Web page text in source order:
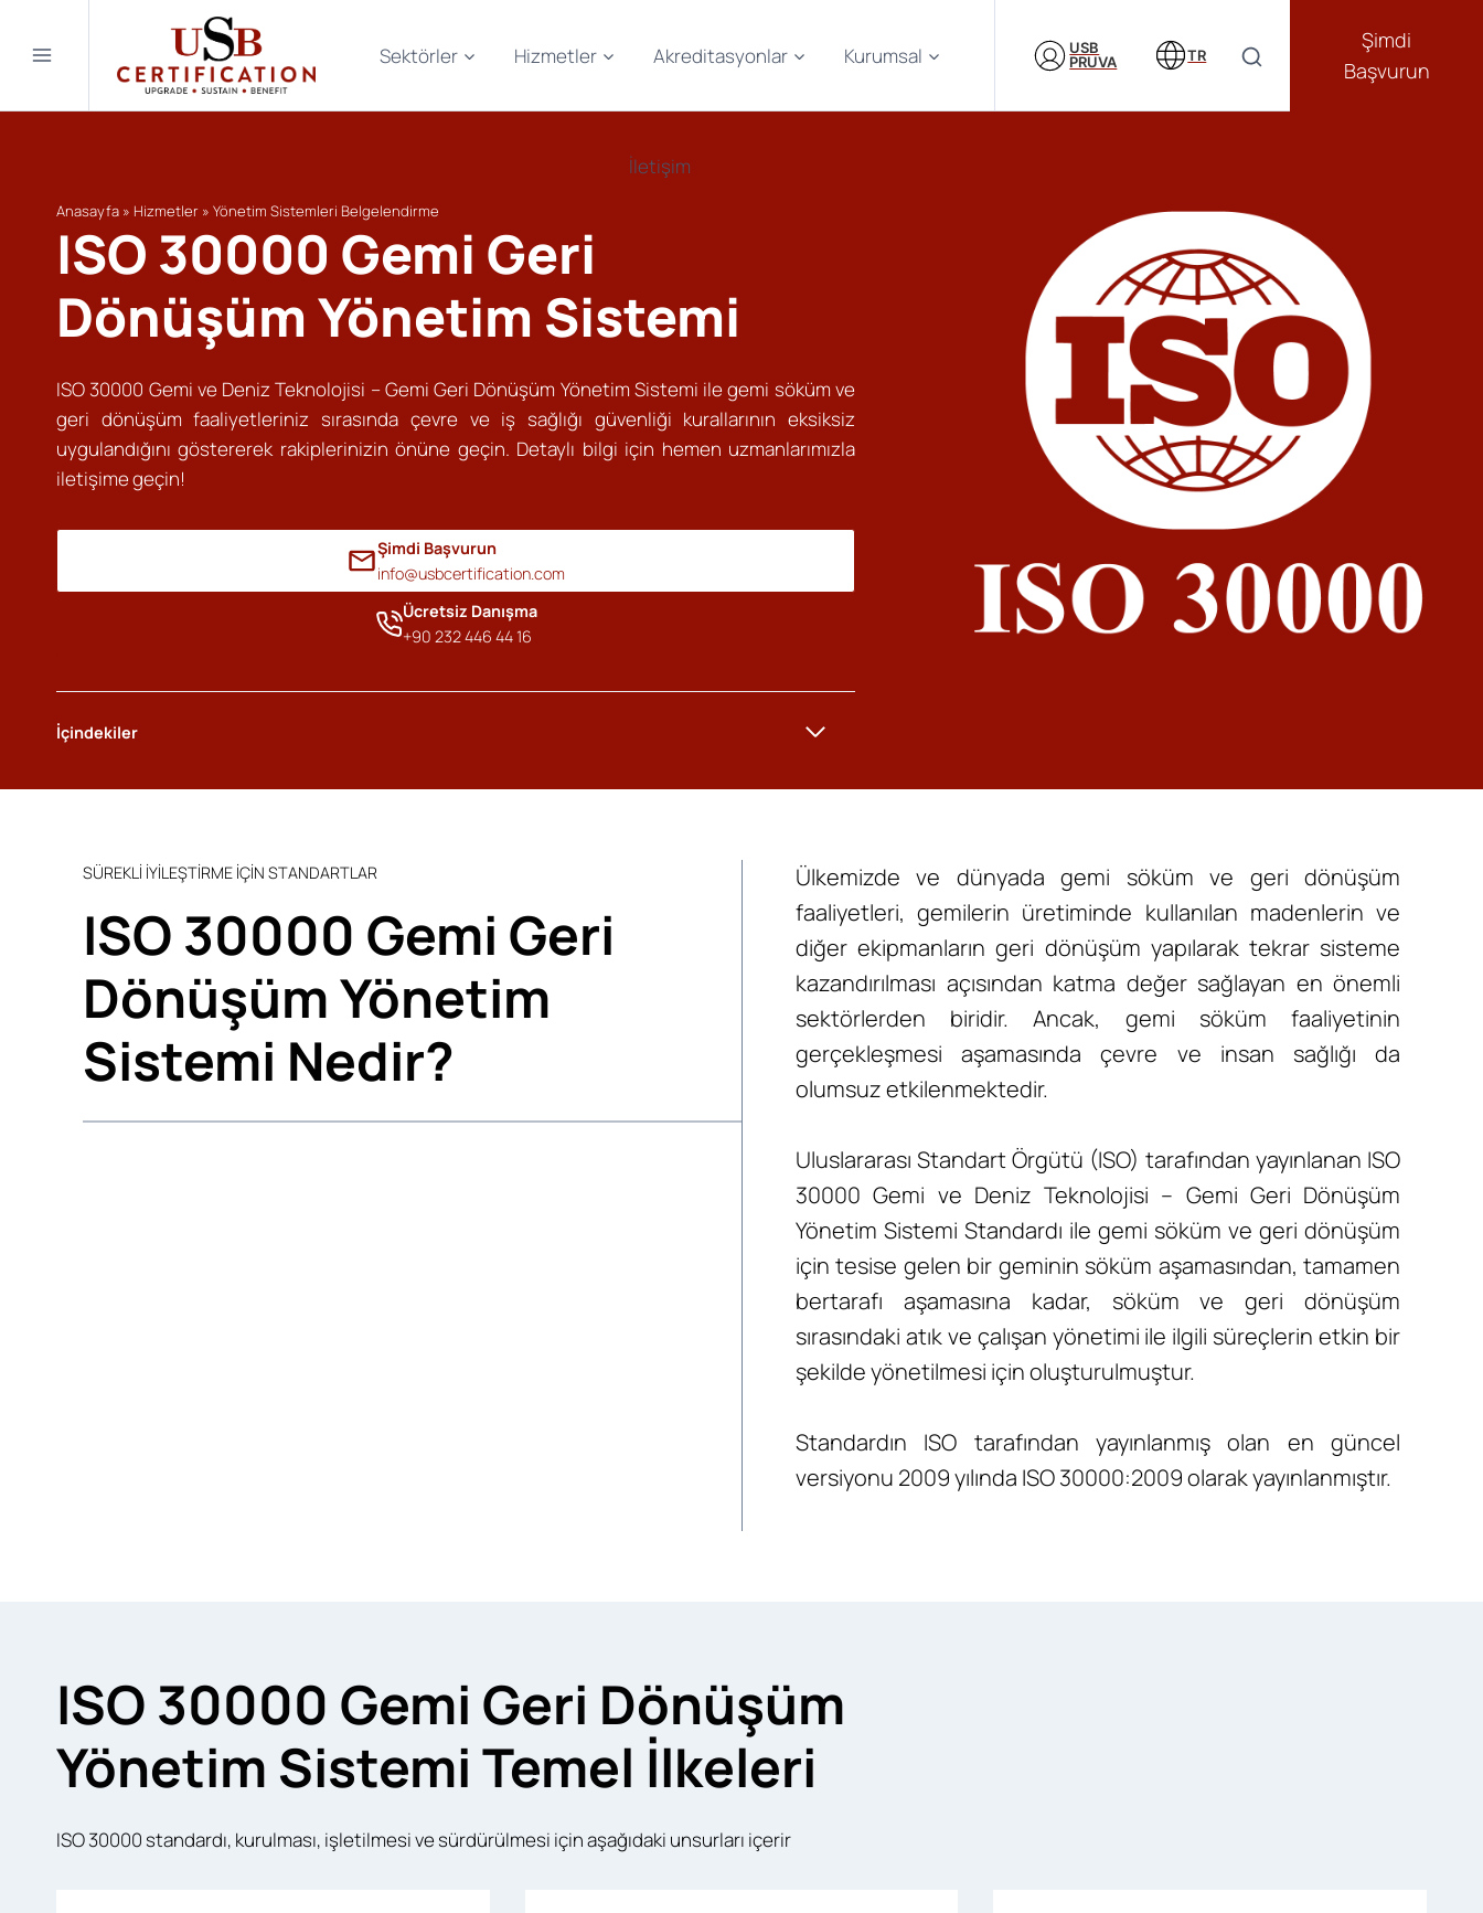
Sektörler Hizmetler Akreditasyonlar Kurumsal
İletişim
USB
PRUVA
TR
Şimdi
Başvurun
Anasayfa » Hizmetler » Yönetim Sistemleri Belgelendirme
ISO 30000 Gemi Geri
Dönüşüm Yönetim Sistemi
ISO 30000 Gemi ve Deniz Teknolojisi – Gemi Geri Dönüşüm Yönetim Sistemi ile gemi söküm ve
geri dönüşüm faaliyetleriniz sırasında çevre ve iş sağlığı güvenliği kurallarının eksiksiz
uygulandığını göstererek rakiplerinizin önüne geçin. Detaylı bilgi için hemen uzmanlarımızla
iletişime geçin!
Şimdi Başvurun
info@usbcertification.com
Ücretsiz Danışma
+90 232 446 44 16
İçindekiler
SÜREKLİ İYİLEŞTİRME İÇİN STANDARTLAR
ISO 30000 Gemi Geri
Dönüşüm Yönetim
Sistemi Nedir?
Ülkemizde ve dünyada gemi söküm ve geri dönüşüm
faaliyetleri, gemilerin üretiminde kullanılan madenlerin ve
diğer ekipmanların geri dönüşüm yapılarak tekrar sisteme
kazandırılması açısından katma değer sağlayan en önemli
sektörlerden biridir. Ancak, gemi söküm faaliyetinin
gerçekleşmesi aşamasında çevre ve insan sağlığı da
olumsuz etkilenmektedir.
Uluslararası Standart Örgütü (ISO) tarafından yayınlanan ISO
30000 Gemi ve Deniz Teknolojisi – Gemi Geri Dönüşüm
Yönetim Sistemi Standardı ile gemi söküm ve geri dönüşüm
için tesise gelen bir geminin söküm aşamasından, tamamen
bertarafı aşamasına kadar, söküm ve geri dönüşüm
sırasındaki atık ve çalışan yönetimi ile ilgili süreçlerin etkin bir
şekilde yönetilmesi için oluşturulmuştur.
Standardın ISO tarafından yayınlanmış olan en güncel
versiyonu 2009 yılında ISO 30000:2009 olarak yayınlanmıştır.
ISO 30000 Gemi Geri Dönüşüm
Yönetim Sistemi Temel İlkeleri
ISO 30000 standardı, kurulması, işletilmesi ve sürdürülmesi için aşağıdaki unsurları içerir